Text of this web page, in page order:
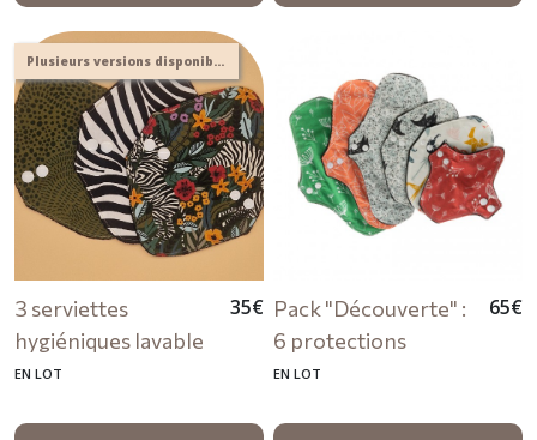
Plusieurs versions disponibles
3 serviettes
hygiéniques lavable
XS en coton
35€
EN LOT
Pack "Découverte" :
6 protections
hygiéniques lavables
65€
EN LOT